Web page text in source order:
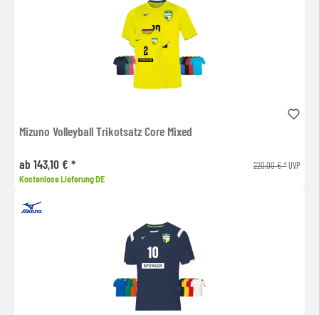
Mizuno Volleyball Trikotsatz Core Mixed
ab 143,10 € * 220,00 € *UVP
Kostenlose Lieferung DE